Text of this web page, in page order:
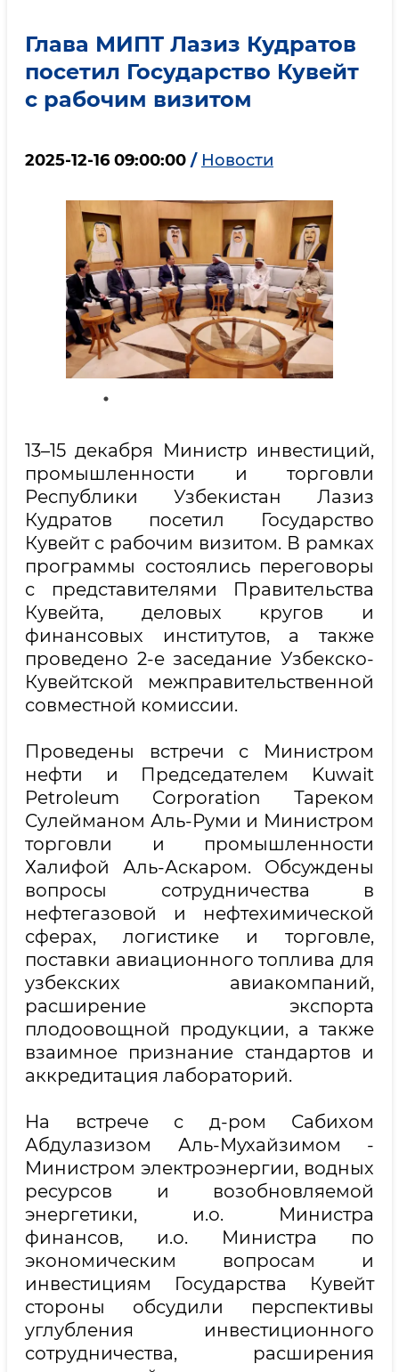
Глава МИПТ Лазиз Кудратов
посетил Государство Кувейт
с рабочим визитом
2025-12-16 09:00:00 / Новости
13–15 декабря Министр инвестиций,
промышленности и торговли
Республики Узбекистан Лазиз
Кудратов посетил Государство
Кувейт с рабочим визитом. В рамках
программы состоялись переговоры
с представителями Правительства
Кувейта, деловых кругов и
финансовых институтов, а также
проведено 2-е заседание Узбекско-
Кувейтской межправительственной
совместной комиссии.
Проведены встречи с Министром
нефти и Председателем Kuwait
Petroleum Corporation Тареком
Сулейманом Аль-Руми и Министром
торговли и промышленности
Халифой Аль-Аскаром. Обсуждены
вопросы сотрудничества в
нефтегазовой и нефтехимической
сферах, логистике и торговле,
поставки авиационного топлива для
узбекских авиакомпаний,
расширение экспорта
плодоовощной продукции, а также
взаимное признание стандартов и
аккредитация лабораторий.
На встрече с д-ром Сабихом
Абдулазизом Аль-Мухайзимом -
Министром электроэнергии, водных
ресурсов и возобновляемой
энергетики, и.о. Министра
финансов, и.о. Министра по
экономическим вопросам и
инвестициям Государства Кувейт
стороны обсудили перспективы
углубления инвестиционного
сотрудничества, расширения